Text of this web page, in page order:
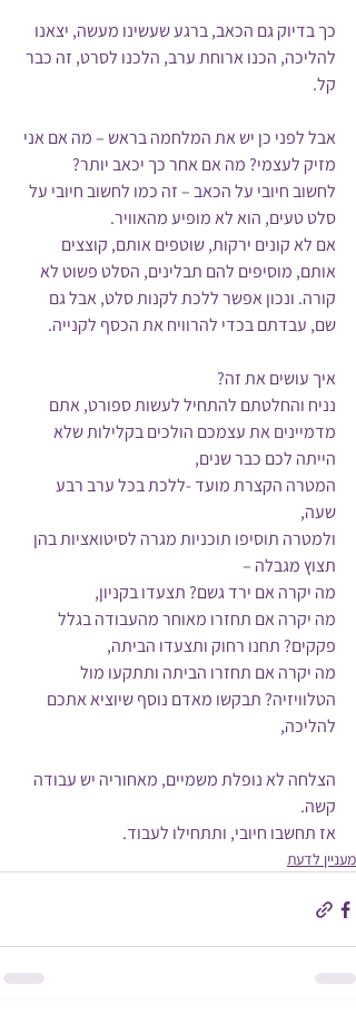
כך בדיוק גם הכאב, ברגע שעשינו מעשה, יצאנו
להליכה, הכנו ארוחת ערב, הלכנו לסרט, זה כבר
קל.
אבל לפני כן יש את המלחמה בראש – מה אם אני
מזיק לעצמי? מה אם אחר כך יכאב יותר?
לחשוב חיובי על הכאב – זה כמו לחשוב חיובי על
סלט טעים, הוא לא מופיע מהאוויר.
אם לא קונים ירקות, שוטפים אותם, קוצצים
אותם, מוסיפים להם תבלינים, הסלט פשוט לא
קורה. ונכון אפשר ללכת לקנות סלט, אבל גם
שם, עבדתם בכדי להרוויח את הכסף לקנייה.
איך עושים את זה?
נניח והחלטתם להתחיל לעשות ספורט, אתם
מדמיינים את עצמכם הולכים בקלילות שלא
הייתה לכם כבר שנים,
המטרה הקצרת מועד -ללכת בכל ערב רבע
שעה,
ולמטרה תוסיפו תוכניות מגרה לסיטואציות בהן
תצוץ מגבלה –
מה יקרה אם ירד גשם? תצעדו בקניון,
מה יקרה אם תחזרו מאוחר מהעבודה בגלל
פקקים? תחנו רחוק ותצעדו הביתה,
מה יקרה אם תחזרו הביתה ותתקעו מול
הטלוויזיה? תבקשו מאדם נוסף שיוציא אתכם
להליכה,
הצלחה לא נופלת משמיים, מאחוריה יש עבודה
קשה.
אז תחשבו חיובי, ותתחילו לעבוד.
מעניין לדעת